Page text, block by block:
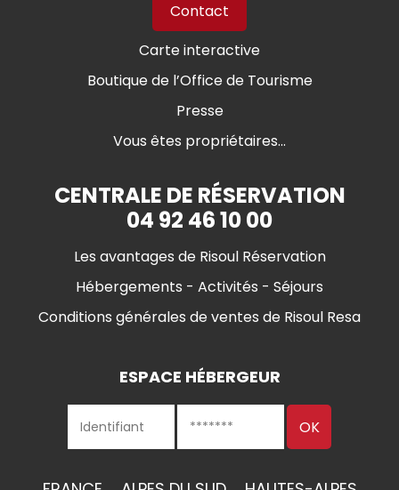
Contact
Carte interactive
Boutique de l’Office de Tourisme
Presse
Vous êtes propriétaires...
CENTRALE DE RÉSERVATION
04 92 46 10 00
Les avantages de Risoul Réservation
Hébergements - Activités - Séjours
Conditions générales de ventes de Risoul Resa
ESPACE HÉBERGEUR